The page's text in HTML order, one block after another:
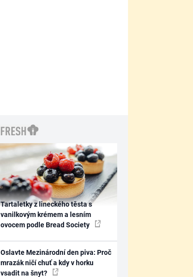
Tartaletky z lineckého těsta s
vanilkovým krémem a lesním
ovocem podle Bread Society
Oslavte Mezinárodní den piva: Proč
mrazák ničí chuť a kdy v horku
vsadit na šnyt?